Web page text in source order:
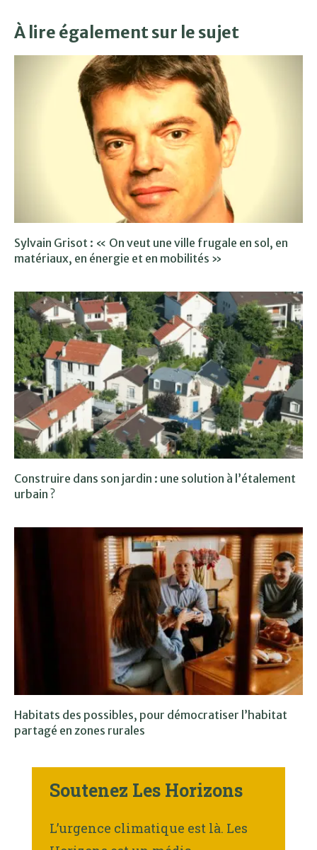
À lire également sur le sujet
Sylvain Grisot : « On veut une ville frugale en sol, en
matériaux, en énergie et en mobilités »
Construire dans son jardin : une solution à l’étalement
urbain ?
Habitats des possibles, pour démocratiser l’habitat
partagé en zones rurales
Soutenez Les Horizons
L’urgence climatique est là. Les